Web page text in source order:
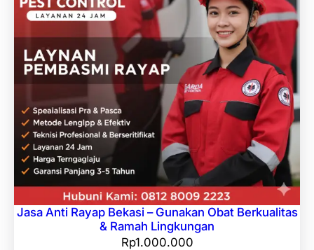
Jasa Anti Rayap Bekasi – Gunakan Obat Berkualitas
& Ramah Lingkungan
Rp1.000.000